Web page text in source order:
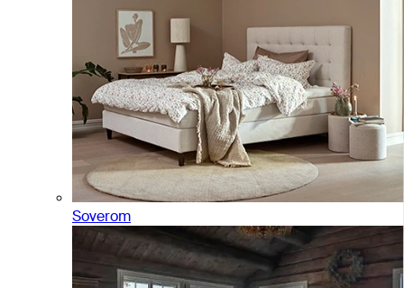
Soverom